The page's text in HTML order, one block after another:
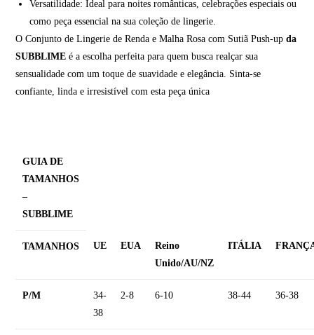
Versatilidade: Ideal para noites românticas, celebrações especiais ou
como peça essencial na sua coleção de lingerie.
O Conjunto de Lingerie de Renda e Malha Rosa com Sutiã Push-upda
SUBBLIME é a escolha perfeita para quem busca realçar sua
sensualidade com um toque de suavidade e elegância. Sinta-se
confiante, linda e irresistível com esta peça única
GUIA DE
TAMANHOS
–
SUBBLIME
TAMANHOS UE EUA
Reino
Unido/AU/NZ
ITÁLIA
P/M
34-
38
2-8 6-10 38-44 36-38